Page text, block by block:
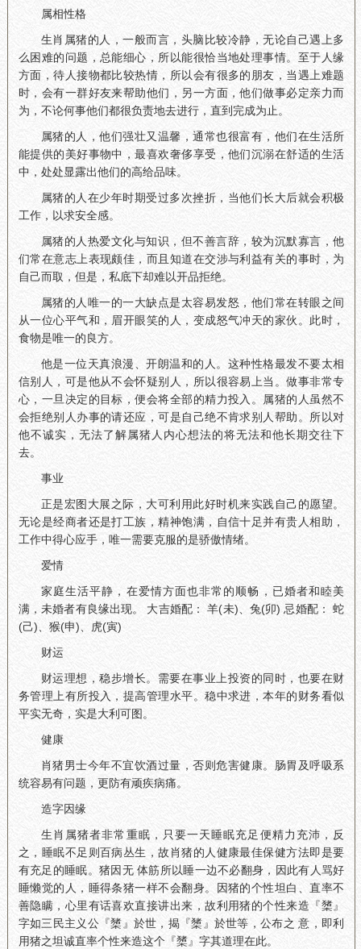
属相性格
生肖属猪的人，一般而言，头脑比较冷静，无论自己遇上多
么困难的问题，总能细心，所以能很恰当地处理事情。至于人缘
方面，待人接物都比较热情，所以会有很多的朋友，当遇上难题
时，会有一群好友来帮助他们，另一方面，他们做事必定亲力而
为，不论何事他们都很负责地去进行，直到完成为止。
属猪的人，他们强壮又温馨，通常也很富有，他们在生活所
能提供的美好事物中，最喜欢奢侈享受，他们沉溺在舒适的生活
中，处处显露出他们的高给品味。
属猪的人在少年时期受过多次挫折，当他们长大后就会积极
工作，以求安全感。
属猪的人热爱文化与知识，但不善言辞，较为沉默寡言，他
们常在意志上表现颇佳，而且知道在交涉与利益有关的事时，为
自己而取，但是，私底下却难以开品拒绝。
属猪的人唯一的一大缺点是太容易发怒，他们常在转眼之间
从一位心平气和，眉开眼笑的人，变成怒气冲天的家伙。此时，
食物是唯一的良方。
他是一位天真浪漫、开朗温和的人。这种性格最发不要太相
信别人，可是他从不会怀疑别人，所以很容易上当。做事非常专
心，一旦决定的目标，便会将全部的精力投入。属猪的人虽然不
会拒绝别人办事的请还应，可是自己绝不肯求别人帮助。所以对
他不诚实，无法了解属猪人内心想法的将无法和他长期交往下
去。
事业
正是宏图大展之际，大可利用此好时机来实践自己的愿望。
无论是经商者还是打工族，精神饱满，自信十足并有贵人相助，
工作中得心应手，唯一需要克服的是骄傲情绪。
爱情
家庭生活平静，在爱情方面也非常的顺畅，已婚者和睦美
满，未婚者有良缘出现。 大吉婚配： 羊(未)、兔(卯) 忌婚配： 蛇
(己)、猴(申)、虎(寅)
财运
财运理想，稳步增长。需要在事业上投资的同时，也要在财
务管理上有所投入，提高管理水平。稳中求进，本年的财务看似
平实无奇，实是大利可图。
健康
肖猪男士今年不宜饮酒过量，否则危害健康。肠胃及呼吸系
统容易有问题，更防有顽疾病痛。
造字因缘
生肖属猪者非常重眠，只要一天睡眠充足便精力充沛，反
之，睡眠不足则百病丛生，故肖猪的人健康最佳保健方法即是要
有充足的睡眠。猪因无 体筋所以睡一边不必翻身，因此有人骂好
睡懒觉的人，睡得条猪一样不会翻身。因猪的个性坦白、直率不
善隐瞒，心里有话喜欢直接讲出来，故利用猪的个性来造『橥』
字如三民主义公『橥』於世，揭『橥』於世等，公布之 意，即利
用猪之坦诚直率个性来造这个『橥』字其道理在此。